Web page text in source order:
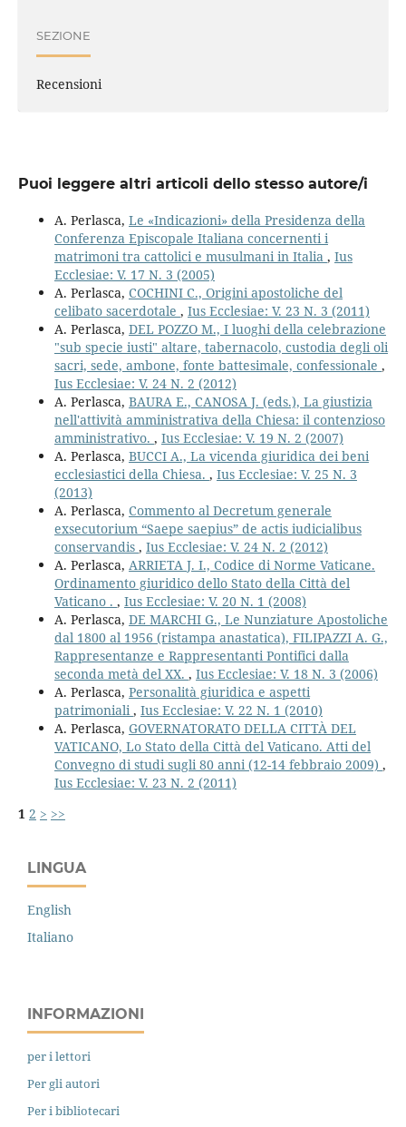
SEZIONE
Recensioni
Puoi leggere altri articoli dello stesso autore/i
A. Perlasca, Le «Indicazioni» della Presidenza della
Conferenza Episcopale Italiana concernenti i
matrimoni tra cattolici e musulmani in Italia , Ius
Ecclesiae: V. 17 N. 3 (2005)
A. Perlasca, COCHINI C., Origini apostoliche del
celibato sacerdotale , Ius Ecclesiae: V. 23 N. 3 (2011)
A. Perlasca, DEL POZZO M., I luoghi della celebrazione
"sub specie iusti" altare, tabernacolo, custodia degli oli
sacri, sede, ambone, fonte battesimale, confessionale ,
Ius Ecclesiae: V. 24 N. 2 (2012)
A. Perlasca, BAURA E., CANOSA J. (eds.), La giustizia
nell'attività amministrativa della Chiesa: il contenzioso
amministrativo. , Ius Ecclesiae: V. 19 N. 2 (2007)
A. Perlasca, BUCCI A., La vicenda giuridica dei beni
ecclesiastici della Chiesa. , Ius Ecclesiae: V. 25 N. 3
(2013)
A. Perlasca, Commento al Decretum generale
exsecutorium “Saepe saepius” de actis iudicialibus
conservandis , Ius Ecclesiae: V. 24 N. 2 (2012)
A. Perlasca, ARRIETA J. I., Codice di Norme Vaticane.
Ordinamento giuridico dello Stato della Città del
Vaticano . , Ius Ecclesiae: V. 20 N. 1 (2008)
A. Perlasca, DE MARCHI G., Le Nunziature Apostoliche
dal 1800 al 1956 (ristampa anastatica), FILIPAZZI A. G.,
Rappresentanze e Rappresentanti Pontifici dalla
seconda metà del XX. , Ius Ecclesiae: V. 18 N. 3 (2006)
A. Perlasca, Personalità giuridica e aspetti
patrimoniali, Ius Ecclesiae: V. 22 N. 1 (2010)
A. Perlasca, GOVERNATORATO DELLA CITTÀ DEL
VATICANO, Lo Stato della Città del Vaticano. Atti del
Convegno di studi sugli 80 anni (12-14 febbraio 2009) ,
Ius Ecclesiae: V. 23 N. 2 (2011)
1 2 > >>
LINGUA
English
Italiano
INFORMAZIONI
per i lettori
Per gli autori
Per i bibliotecari